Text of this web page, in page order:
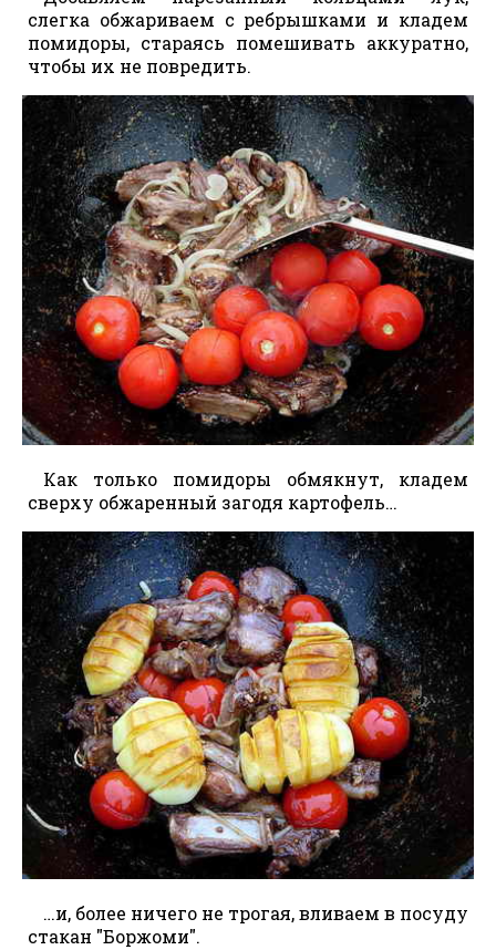
слегка обжариваем с ребрышками и кладем
помидоры, стараясь помешивать аккуратно,
чтобы их не повредить.
Как только помидоры обмякнут, кладем
сверху обжаренный загодя картофель…
…и, более ничего не трогая, вливаем в посуду
стакан "Боржоми".